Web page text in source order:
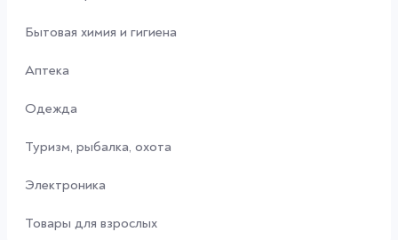
Бытовая химия и гигиена
Аптека
Одежда
Туризм, рыбалка, охота
Электроника
Товары для взрослых